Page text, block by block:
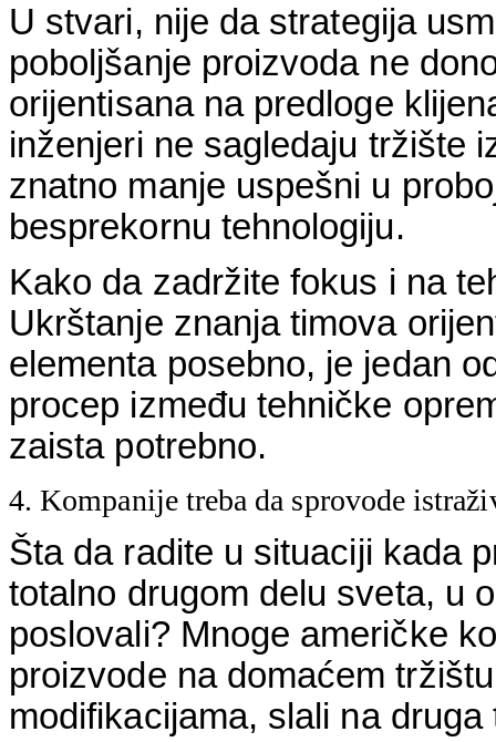
U stvari, nije da strategija
poboljšanje proizvoda ne
orijentisana na predloge
inženjeri ne sagledaju tržište
znatno manje uspešni u
besprekornu tehnologiju.
Kako da zadržite fokus i na
Ukrštanje znanja timova
elementa posebno, je jedan
procep između tehničke
zaista potrebno.
4. Kompanije treba da sprovode
Šta da radite u situaciji kada
totalno drugom delu sveta, u
poslovali? Mnoge američke
proizvode na domaćem
modifikacijama, slali na